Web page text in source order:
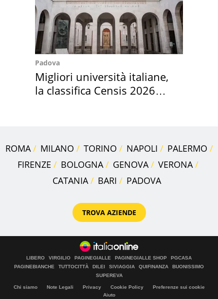
Padova
Migliori università italiane,
la classifica Censis 2026
ROMA MILANO TORINO NAPOLI
PALERMO
FIRENZE
BOLOGNA GENOVA
VERONA
CATANIA
BARI PADOVA
TROVA AZIENDE
LIBERO VIRGILIO PAGINEGIALLE PAGINEGIALLE SHOP
PGCASA
PAGINEBIANCHE
TUTTOCITTÀ DILEI SIVIAGGIA QUIFINANZA
BUONISSIMO
SUPEREVA
Chi siamo Note Legali Privacy Cookie Policy
Preferenze sui cookie
Aiuto